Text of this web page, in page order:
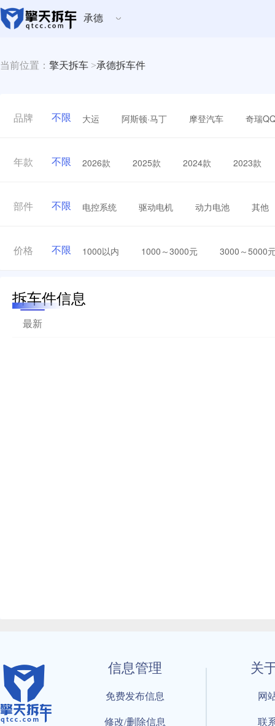
承德
当前位置： 擎天拆车 >承德拆车件
品牌 不限 大运 阿斯顿·马丁 摩登汽车 奇瑞
年款 不限 2026款 2025款 2024款 2023款
部件 不限 电控系统 驱动电机 动力电池 其他
价格 不限 1000以内 1000～3000元 3000～5000
拆车件信息
最新
信息管理
免费发布信息
修改/删除信息
关
网
联